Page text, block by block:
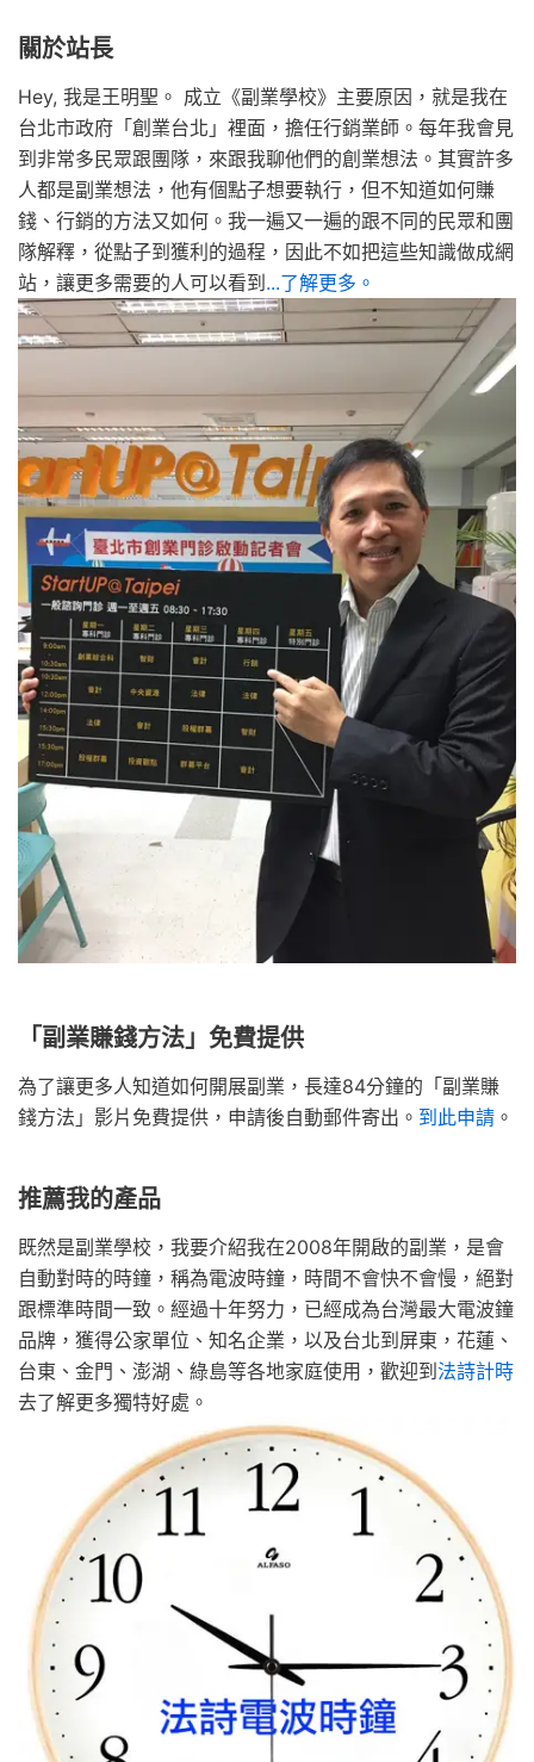
關於站長
Hey, 我是王明聖。 成立《副業學校》主要原因，就是我在
台北市政府「創業台北」裡面，擔任行銷業師。每年我會見
到非常多民眾跟團隊，來跟我聊他們的創業想法。其實許多
人都是副業想法，他有個點子想要執行，但不知道如何賺
錢、行銷的方法又如何。我一遍又一遍的跟不同的民眾和團
隊解釋，從點子到獲利的過程，因此不如把這些知識做成網
站，讓更多需要的人可以看到 ...了解更多。
「副業賺錢方法」免費提供
為了讓更多人知道如何開展副業，長達84分鐘的「副業賺
錢方法」影片免費提供，申請後自動郵件寄出。 到此申請 。
推薦我的產品
既然是副業學校，我要介紹我在2008年開啟的副業，是會
自動對時的時鐘，稱為電波時鐘，時間不會快不會慢，絕對
跟標準時間一致。經過十年努力，已經成為台灣最大電波鐘
品牌，獲得公家單位、知名企業，以及台北到屏東，花蓮、
台東、金門、澎湖、綠島等各地家庭使用，歡迎到法詩計時
去了解更多獨特好處。